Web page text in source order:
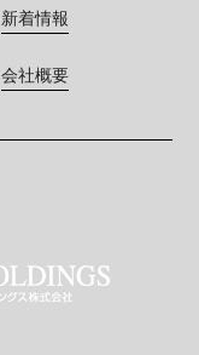
新着情報
会社概要